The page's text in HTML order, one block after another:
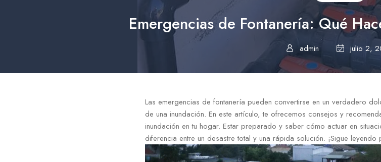
Emergencias de Fontanería: Qué
admin julio 2,
Las emergencias de fontanería pueden convertirse en un verdadero
de una inundación. En este artículo, te ofrecemos consejos y
inundación en tu hogar. Estar preparado y saber cómo actuar en
diferencia entre un desastre total y una rápida solución. ¡Sigue